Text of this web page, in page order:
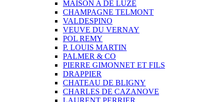
MAISON A DE LUZE
CHAMPAGNE TELMONT
VALDESPINO
VEUVE DU VERNAY
POL REMY
P. LOUIS MARTIN
PALMER & CO
PIERRE GIMONNET ET FILS
DRAPPIER
CHATEAU DE BLIGNY
CHARLES DE CAZANOVE
LAURENT PERRIER